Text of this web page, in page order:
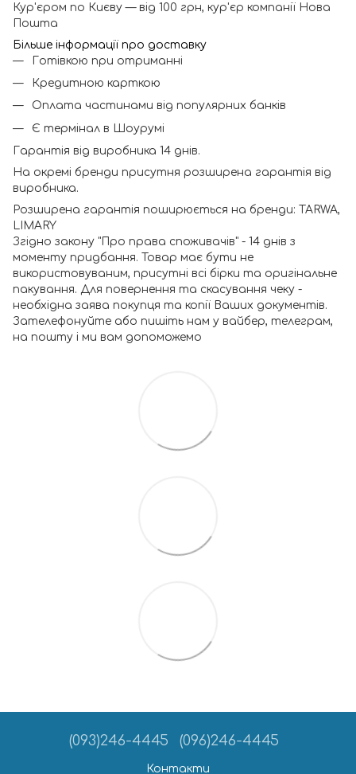
Кур'єром по Києву — від 100 грн, кур'єр компанії Нова
Пошта
Більше інформації про доставку
Готівкою при отриманні
Кредитною карткою
Оплата частинами від популярних банків
Є термінал в Шоурумі
Гарантія від виробника 14 днів.
На окремі бренди присутня розширена гарантія від
виробника.
Розширена гарантія поширюється на бренди: TARWA,
LIMARY
Згідно закону "Про права споживачів" - 14 днів з
моменту придбання. Товар має бути не
використовуваним, присутні всі бірки та оригінальне
пакування. Для повернення та скасування чеку -
необхідна заява покупця та копії Ваших документів.
Зателефонуйте або пишіть нам у вайбер, телеграм,
на пошту і ми вам допоможемо
(093)246-4445 (096)246-4445
Контакти